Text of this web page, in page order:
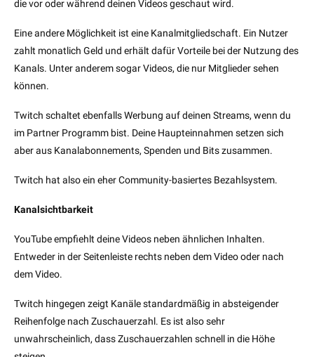
die vor oder während deinen Videos geschaut wird.
Eine andere Möglichkeit ist eine Kanalmitgliedschaft. Ein Nutzer
zahlt monatlich Geld und erhält dafür Vorteile bei der Nutzung des
Kanals. Unter anderem sogar Videos, die nur Mitglieder sehen
können.
Twitch schaltet ebenfalls Werbung auf deinen Streams, wenn du
im Partner Programm bist. Deine Haupteinnahmen setzen sich
aber aus Kanalabonnements, Spenden und Bits zusammen.
Twitch hat also ein eher Community-basiertes Bezahlsystem.
Kanalsichtbarkeit
YouTube empfiehlt deine Videos neben ähnlichen Inhalten.
Entweder in der Seitenleiste rechts neben dem Video oder nach
dem Video.
Twitch hingegen zeigt Kanäle standardmäßig in absteigender
Reihenfolge nach Zuschauerzahl. Es ist also sehr
unwahrscheinlich, dass Zuschauerzahlen schnell in die Höhe